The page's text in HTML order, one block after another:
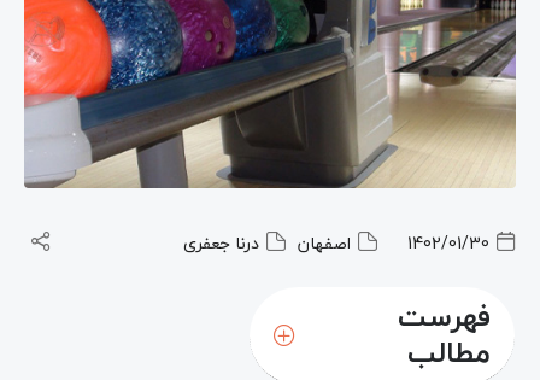
1402/01/30 اصفهان درنا جعفری
فهرست
مطالب